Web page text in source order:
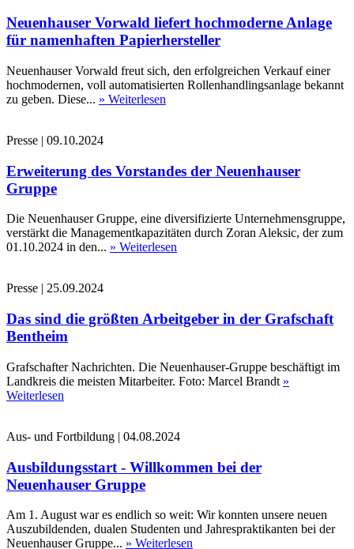
Neuenhauser Vorwald liefert hochmoderne Anlage
für namenhaften Papierhersteller
Neuenhauser Vorwald freut sich, den erfolgreichen Verkauf einer
hochmodernen, voll automatisierten Rollenhandlingsanlage bekannt
zu geben. Diese... » Weiterlesen
Presse | 09.10.2024
Erweiterung des Vorstandes der Neuenhauser
Gruppe
Die Neuenhauser Gruppe, eine diversifizierte Unternehmensgruppe,
verstärkt die Managementkapazitäten durch Zoran Aleksic, der zum
01.10.2024 in den... » Weiterlesen
Presse | 25.09.2024
Das sind die größten Arbeitgeber in der Grafschaft
Bentheim
Grafschafter Nachrichten. Die Neuenhauser-Gruppe beschäftigt im
Landkreis die meisten Mitarbeiter. Foto: Marcel Brandt »
Weiterlesen
Aus- und Fortbildung | 04.08.2024
Ausbildungsstart - Willkommen bei der
Neuenhauser Gruppe
Am 1. August war es endlich so weit: Wir konnten unsere neuen
Auszubildenden, dualen Studenten und Jahrespraktikanten bei der
Neuenhauser Gruppe... » Weiterlesen